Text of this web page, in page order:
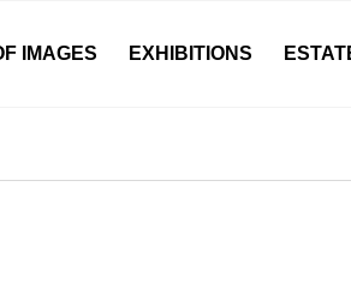
IMAGES EXHIBITIONS